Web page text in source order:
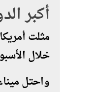
أكبر
مثلت
خلال الأسبوع
واحتل